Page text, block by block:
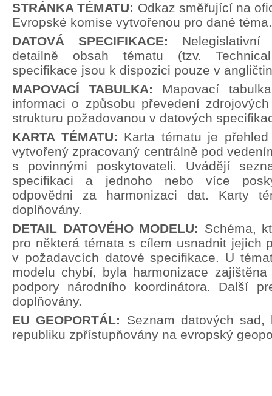
STRÁNKA TÉMATU: Odkaz směřující na
Evropské komise vytvořenou pro dané téma.
DATOVÁ SPECIFIKACE:
detailně obsah tématu (tzv.
specifikace jsou k dispozici pouze v
MAPOVACÍ TABULKA: Mapovací
informaci o způsobu převedení
strukturu požadovanou v datových
KARTA TÉMATU: Karta tématu je
vytvořený zpracovaný centrálně pod
s povinnými poskytovateli. Uvádějí
specifikaci a jednoho nebo více
odpovědni za harmonizaci dat. Karty
doplňovány.
DETAIL DATOVÉHO MODELU: Schéma,
pro některá témata s cílem usnadnit jejich
v požadavcích datové specifikace. U
modelu chybí, byla harmonizace
podpory národního koordinátora. Další
doplňovány.
EU GEOPORTÁL: Seznam datových
republiku zpřístupňovány na evropský